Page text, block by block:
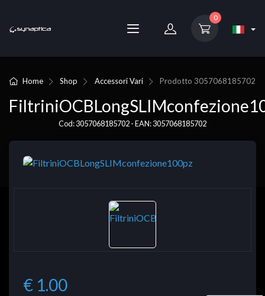
0
Home Shop Accessori Vari Prodotto 3057068185702
Cod: 3057068185702 - EAN: 3057068185702
€ 1.00